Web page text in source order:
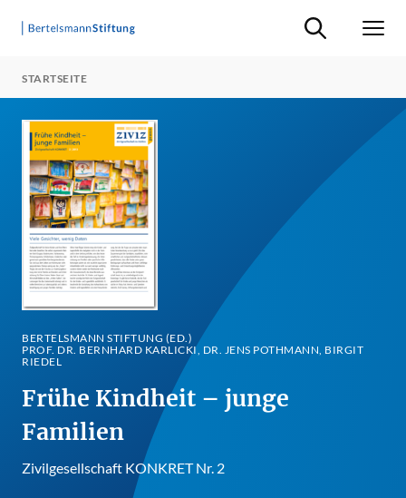
Suche ein-/
STARTSEITE
BERTELSMANN STIFTUNG (ED.)
PROF. DR. BERNHARD KARLICKI, DR. JENS POTHMANN, BIRGIT
RIEDEL
Frühe Kindheit – junge
Familien
Zivilgesellschaft KONKRET Nr. 2